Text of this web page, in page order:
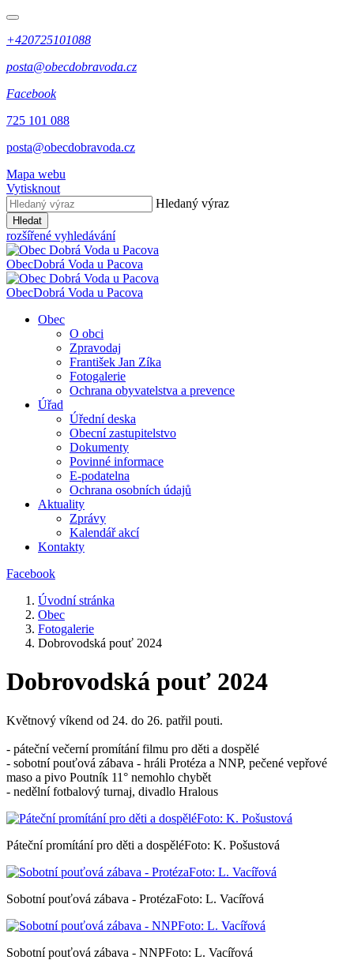
+420725101088
posta@obecdobravoda.cz
Facebook
725 101 088
posta@obecdobravoda.cz
Mapa webu
Vytisknout
Hledaný výraz
Hledat
rozšířené vyhledávání
ObecDobrá Voda u Pacova
ObecDobrá Voda u Pacova
Obec
O obci
Zpravodaj
František Jan Zíka
Fotogalerie
Ochrana obyvatelstva a prevence
Úřad
Úřední deska
Obecní zastupitelstvo
Dokumenty
Povinné informace
E-podatelna
Ochrana osobních údajů
Aktuality
Zprávy
Kalendář akcí
Kontakty
Facebook
Úvodní stránka
Obec
Fotogalerie
Dobrovodská pouť 2024
Dobrovodská pouť 2024
Květnový víkend od 24. do 26. patřil pouti.
- páteční večerní promítání filmu pro děti a dospělé
- sobotní pouťová zábava - hráli Protéza a NNP, pečené vepřové
maso a pivo Poutník 11° nemohlo chybět
- nedělní fotbalový turnaj, divadlo Hralous
Páteční promítání pro děti a dospěléFoto: K. Pošustová
Sobotní pouťová zábava - ProtézaFoto: L. Vacířová
Sobotní pouťová zábava - NNPFoto: L. Vacířová